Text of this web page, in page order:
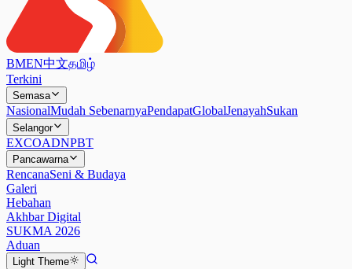
BMEN中文தமிழ்
Terkini
Semasa
NasionalMudah SebenarnyaPendapatGlobalJenayahSukan
Selangor
EXCOADNPBT
Pancawarna
RencanaSeni & Budaya
Galeri
Hebahan
Akhbar Digital
SUKMA 2026
Aduan
Light Theme